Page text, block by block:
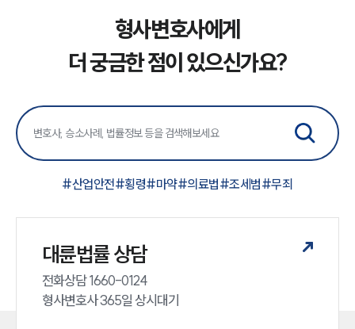
형사변호사에게
더 궁금한 점이 있으신가요?
#산업안전#횡령#마약#의료법#조세범#무죄
대륜법률 상담
전화상담 1660-0124
형사변호사 365일 상시대기